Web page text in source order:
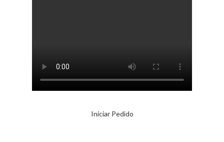
Iniciar Pedido